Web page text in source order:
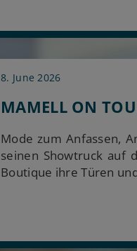
8. June 2026
MAMELL ON
Mode zum Anfassen,
seinen Showtruck auf
Boutique ihre Türen